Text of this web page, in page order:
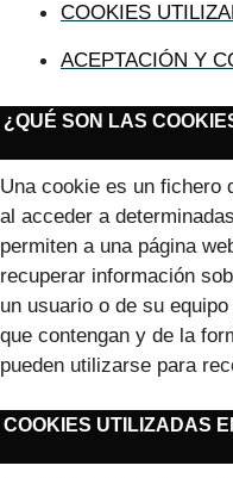
COOKIES
ACEPTACIÓN Y
¿QUÉ SON LAS
Una cookie es un fichero
al acceder a
permiten a una página
recuperar información
un usuario o de su
que contengan y de la
pueden utilizarse para
COOKIES UTILIZADAS